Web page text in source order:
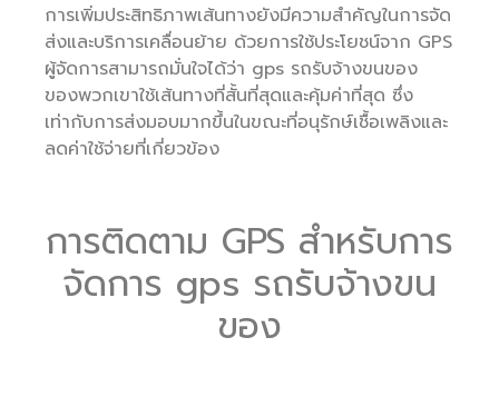
การเพิ่มประสิทธิภาพเส้นทางยังมีความสำคัญในการจัด
ส่งและบริการเคลื่อนย้าย ด้วยการใช้ประโยชน์จาก GPS
ผู้จัดการสามารถมั่นใจได้ว่า gps รถรับจ้างขนของ
ของพวกเขาใช้เส้นทางที่สั้นที่สุดและคุ้มค่าที่สุด ซึ่ง
เท่ากับการส่งมอบมากขึ้นในขณะที่อนุรักษ์เชื้อเพลิงและ
ลดค่าใช้จ่ายที่เกี่ยวข้อง
การติดตาม GPS สำหรับการ
จัดการ gps รถรับจ้างขน
ของ